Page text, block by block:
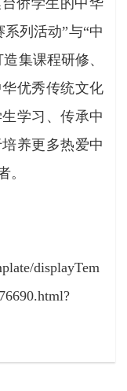
侨学生的中华
列活动”与“中
集课程研修、
优秀传统文化
学习、传承中
养更多热爱中
。
displayTem